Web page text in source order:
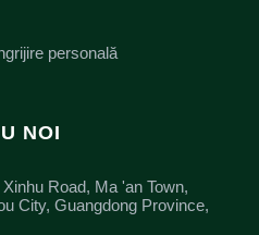
personală
NOI
Road, Ma 'an Town,
City, Guangdong Province,